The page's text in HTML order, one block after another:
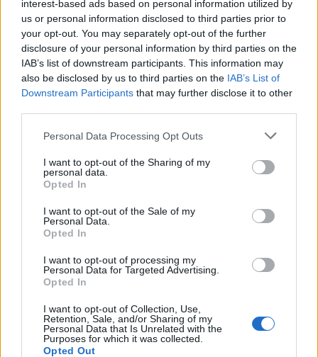
interest-based ads based on personal information utilized by
us or personal information disclosed to third parties prior to
your opt-out. You may separately opt-out of the further
disclosure of your personal information by third parties on the
IAB’s list of downstream participants. This information may
also be disclosed by us to third parties on the IAB’s List of
Downstream Participants that may further disclose it to other
Personal Data Processing Opt Outs
I want to opt-out of the Sharing of my
personal data.
Opted In
I want to opt-out of the Sale of my
Personal Data.
Opted In
I want to opt-out of processing my
Personal Data for Targeted Advertising.
Opted In
I want to opt-out of Collection, Use,
Retention, Sale, and/or Sharing of my
Personal Data that Is Unrelated with the
Purposes for which it was collected.
Opted Out